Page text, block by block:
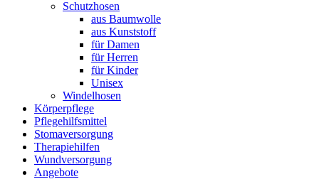
Schutzhosen
aus Baumwolle
aus Kunststoff
für Damen
für Herren
für Kinder
Unisex
Windelhosen
Körperpflege
Pflegehilfsmittel
Stomaversorgung
Therapiehilfen
Wundversorgung
Angebote